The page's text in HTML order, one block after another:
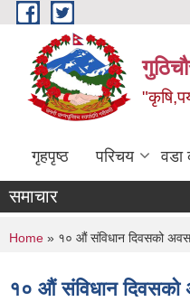
Skip to main content
गृहपृष्ठ परिचय वडा
समाचार
You are here
Home » १० औं संविधान दिवसको
१० औं संविधान दिवसको